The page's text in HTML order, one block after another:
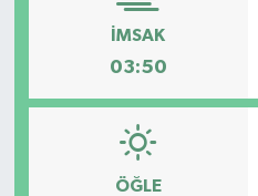
İMSAK
03:50
ÖĞLE